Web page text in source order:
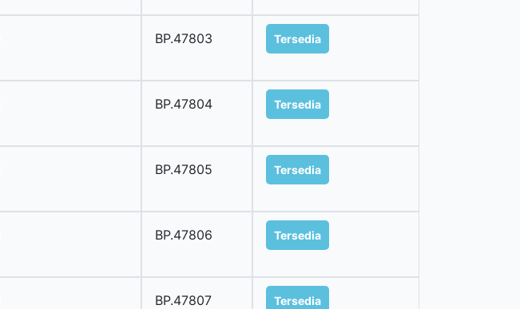
BP.47803 Tersedia
BP.47804 Tersedia
BP.47805 Tersedia
BP.47806 Tersedia
BP.47807 Tersedia